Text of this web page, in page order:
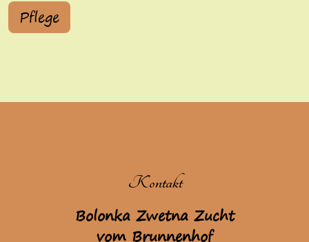
Pflege
Kontakt
Bolonka Zwetna Zucht
vom Brunnenhof